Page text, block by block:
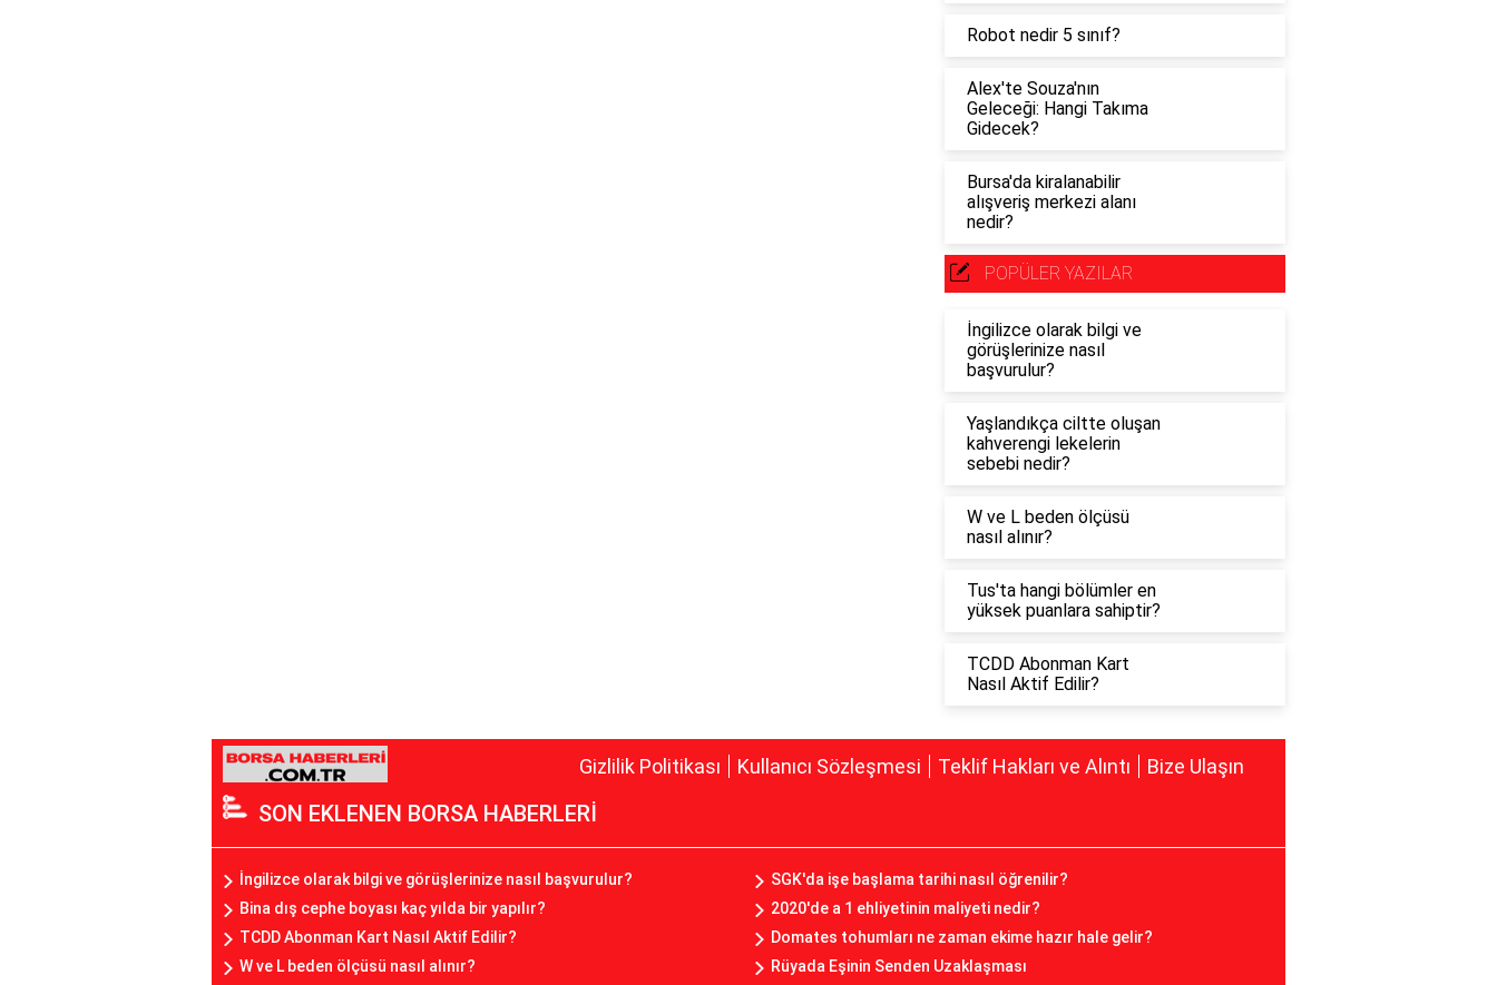
Robot nedir 5 sınıf?
Alex'te Souza'nın
Geleceği: Hangi Takıma
Gidecek?
Bursa'da kiralanabilir
alışveriş merkezi alanı
nedir?
POPÜLER YAZILAR
İngilizce olarak bilgi ve
görüşlerinize nasıl
başvurulur?
Yaşlandıkça ciltte oluşan
kahverengi lekelerin
sebebi nedir?
W ve L beden ölçüsü
nasıl alınır?
Tus'ta hangi bölümler en
yüksek puanlara sahiptir?
TCDD Abonman Kart
Nasıl Aktif Edilir?
Gizlilik Politikası Kullanıcı Sözleşmesi Teklif Hakları ve Alıntı Bize Ulaşın
SON EKLENEN BORSA HABERLERİ
İngilizce olarak bilgi ve görüşlerinize nasıl başvurulur?
SGK'da işe başlama tarihi nasıl öğrenilir?
Bina dış cephe boyası kaç yılda bir yapılır?
2020'de a 1 ehliyetinin maliyeti nedir?
TCDD Abonman Kart Nasıl Aktif Edilir?
Domates tohumları ne zaman ekime hazır hale gelir?
W ve L beden ölçüsü nasıl alınır?
Rüyada Eşinin Senden Uzaklaşması